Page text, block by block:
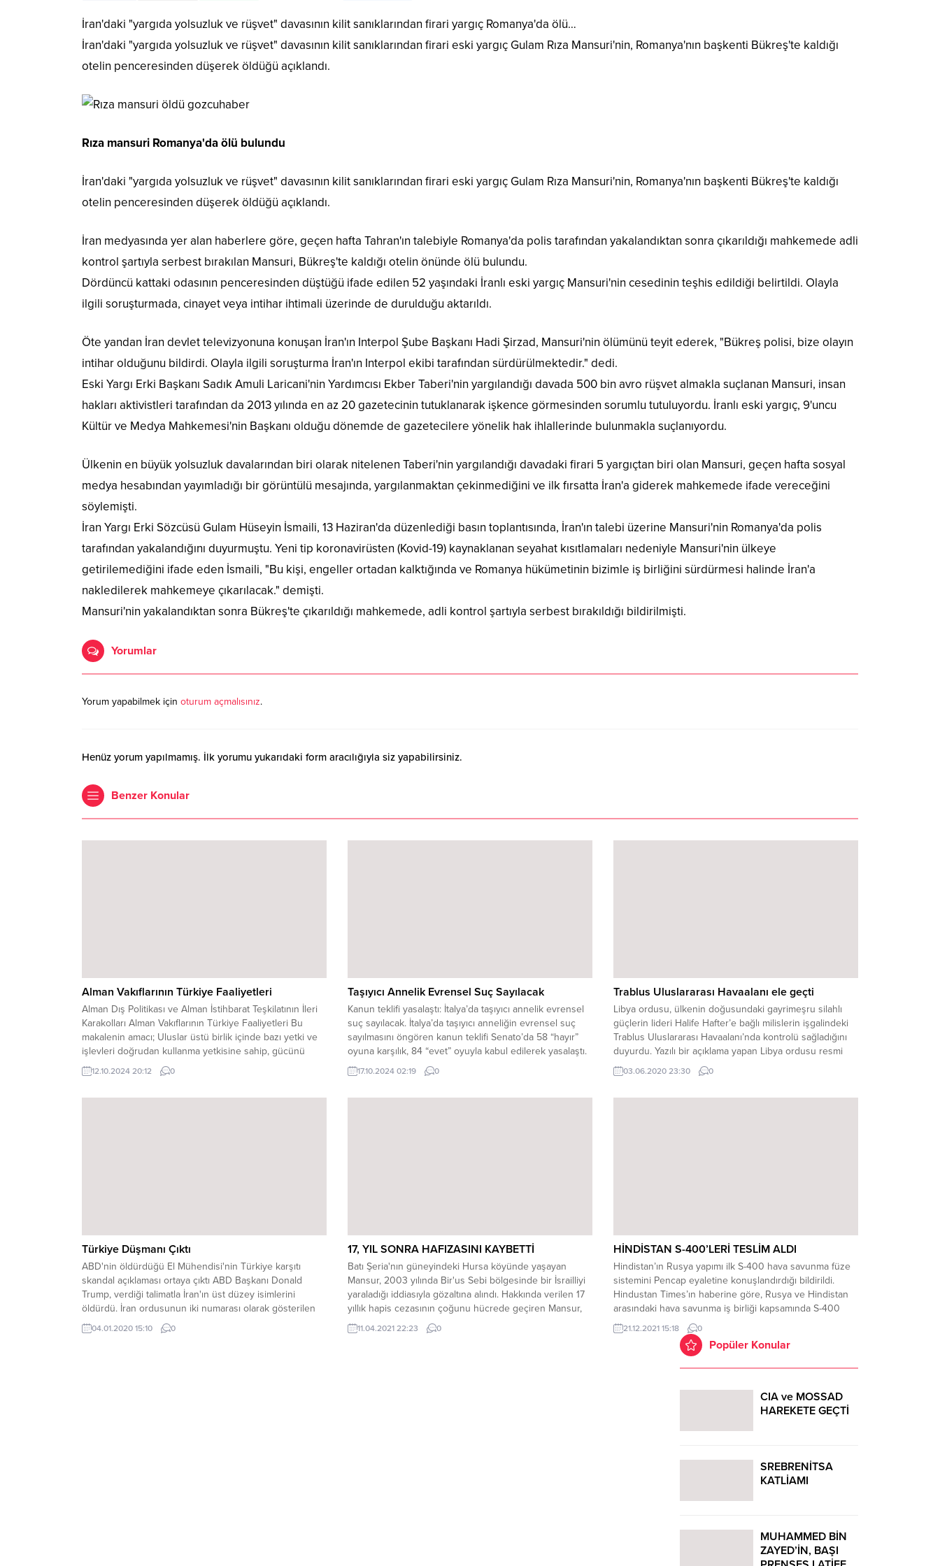
İran'daki "yargıda yolsuzluk ve rüşvet" davasının kilit sanıklarından firari yargıç Romanya'da ölü…
İran'daki "yargıda yolsuzluk ve rüşvet" davasının kilit sanıklarından firari eski yargıç Gulam Rıza Mansuri'nin, Romanya'nın başkenti Bükreş'te kaldığı
otelin penceresinden düşerek öldüğü açıklandı.
Rıza mansuri Romanya'da ölü bulundu
İran'daki "yargıda yolsuzluk ve rüşvet" davasının kilit sanıklarından firari eski yargıç Gulam Rıza Mansuri'nin, Romanya'nın başkenti Bükreş'te kaldığı
otelin penceresinden düşerek öldüğü açıklandı.
İran medyasında yer alan haberlere göre, geçen hafta Tahran'ın talebiyle Romanya'da polis tarafından yakalandıktan sonra çıkarıldığı mahkemede adli
kontrol şartıyla serbest bırakılan Mansuri, Bükreş'te kaldığı otelin önünde ölü bulundu.
Dördüncü kattaki odasının penceresinden düştüğü ifade edilen 52 yaşındaki İranlı eski yargıç Mansuri'nin cesedinin teşhis edildiği belirtildi. Olayla
ilgili soruşturmada, cinayet veya intihar ihtimali üzerinde de durulduğu aktarıldı.
Öte yandan İran devlet televizyonuna konuşan İran'ın Interpol Şube Başkanı Hadi Şirzad, Mansuri'nin ölümünü teyit ederek, "Bükreş polisi, bize olayın
intihar olduğunu bildirdi. Olayla ilgili soruşturma İran'ın Interpol ekibi tarafından sürdürülmektedir." dedi.
Eski Yargı Erki Başkanı Sadık Amuli Laricani'nin Yardımcısı Ekber Taberi'nin yargılandığı davada 500 bin avro rüşvet almakla suçlanan Mansuri, insan
hakları aktivistleri tarafından da 2013 yılında en az 20 gazetecinin tutuklanarak işkence görmesinden sorumlu tutuluyordu. İranlı eski yargıç, 9'uncu
Kültür ve Medya Mahkemesi'nin Başkanı olduğu dönemde de gazetecilere yönelik hak ihlallerinde bulunmakla suçlanıyordu.
Ülkenin en büyük yolsuzluk davalarından biri olarak nitelenen Taberi'nin yargılandığı davadaki firari 5 yargıçtan biri olan Mansuri, geçen hafta sosyal
medya hesabından yayımladığı bir görüntülü mesajında, yargılanmaktan çekinmediğini ve ilk fırsatta İran'a giderek mahkemede ifade vereceğini
söylemişti.
İran Yargı Erki Sözcüsü Gulam Hüseyin İsmaili, 13 Haziran'da düzenlediği basın toplantısında, İran'ın talebi üzerine Mansuri'nin Romanya'da polis
tarafından yakalandığını duyurmuştu. Yeni tip koronavirüsten (Kovid-19) kaynaklanan seyahat kısıtlamaları nedeniyle Mansuri'nin ülkeye
getirilemediğini ifade eden İsmaili, "Bu kişi, engeller ortadan kalktığında ve Romanya hükümetinin bizimle iş birliğini sürdürmesi halinde İran'a
nakledilerek mahkemeye çıkarılacak." demişti.
Mansuri'nin yakalandıktan sonra Bükreş'te çıkarıldığı mahkemede, adli kontrol şartıyla serbest bırakıldığı bildirilmişti.
Yorumlar
Yorum yapabilmek için oturum açmalısınız.
Henüz yorum yapılmamış. İlk yorumu yukarıdaki form aracılığıyla siz yapabilirsiniz.
Benzer Konular
Alman Vakıflarının Türkiye Faaliyetleri
Alman Dış Politikası ve Alman İstihbarat Teşkilatının İleri
Karakolları Alman Vakıflarının Türkiye Faaliyetleri Bu
makalenin amacı; Uluslar üstü birlik içinde bazı yetki ve
işlevleri doğrudan kullanma yetkisine sahip, gücünü
askeri alandan ziyade iktisadi alanda gösteren
Almanya’ya; Yumuşak Güç kullanımı bakımından Alman
12.10.2024 20:12 0
Taşıyıcı Annelik Evrensel Suç Sayılacak
Kanun teklifi yasalaştı: İtalya’da taşıyıcı annelik evrensel
suç sayılacak. İtalya’da taşıyıcı anneliğin evrensel suç
sayılmasını öngören kanun teklifi Senato’da 58 “hayır”
oyuna karşılık, 84 “evet” oyuyla kabul edilerek yasalaştı.
Yeni yasanın amacının, İtalyanların taşıyıcı annelik
uygulaması için yurt dışına gitmesini engellemek olduğu
17.10.2024 02:19 0
Trablus Uluslararası Havaalanı ele geçti
Libya ordusu, ülkenin doğusundaki gayrimeşru silahlı
güçlerin lideri Halife Hafter’e bağlı milislerin işgalindeki
Trablus Uluslararası Havaalanı’nda kontrolü sağladığını
duyurdu. Yazılı bir açıklama yapan Libya ordusu resmi
sözcüsü Albay Muhammed Kununu, “Askeri birliklerimiz
Trablus Uluslararası Havaalanı’nda kontrolü tamamen
03.06.2020 23:30 0
Türkiye Düşmanı Çıktı
ABD'nin öldürdüğü El Mühendisi'nin Türkiye karşıtı
skandal açıklaması ortaya çıktı ABD Başkanı Donald
Trump, verdiği talimatla İran'ın üst düzey isimlerini
öldürdü. İran ordusunun iki numarası olarak gösterilen
Kasım Süleymani'nin öldürülmesi ülkede büyük bir
üzüntüye neden olurken, Irak ve çeşitli bölgelerde
04.01.2020 15:10 0
17, YIL SONRA HAFIZASINI KAYBETTİ
Batı Şeria'nın güneyindeki Hursa köyünde yaşayan
Mansur, 2003 yılında Bir'us Sebi bölgesinde bir İsrailliyi
yaraladığı iddiasıyla gözaltına alındı. Hakkında verilen 17
yıllık hapis cezasının çoğunu hücrede geçiren Mansur,
birkaç gün önce Negev Hapishanesinden tahliye edildi.
Yıllardır hayali kurulan karşılama anı beklenenden biraz
11.04.2021 22:23 0
HİNDİSTAN S-400’LERİ TESLİM ALDI
Hindistan’ın Rusya yapımı ilk S-400 hava savunma füze
sistemini Pencap eyaletine konuşlandırdığı bildirildi.
Hindustan Times’ın haberine göre, Rusya ve Hindistan
arasındaki hava savunma iş birliği kapsamında S-400
sistemlerinin ilk bataryalarının kurulumu gerçekleştirildi.
Hindistan Hava Kuvvetlerinden yapılan açıklamada, S-
400 bataryalarının Hindistan’ın Pencap eyaletine
21.12.2021 15:18 0
Popüler Konular
CIA ve MOSSAD
HAREKETE GEÇTİ
SREBRENİTSA
KATLİAMI
MUHAMMED BİN
ZAYED’İN, BAŞI